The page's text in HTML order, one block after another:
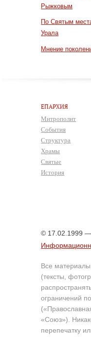
Рыжковым
По Святым
Урала
Мнение
ЕПАРХИЯ
Митрополит
События
Структура
Храмы
Святые
История
© 17.02.1999
Все материалы
(тексты,
ограничений
«Союз»).
перепечатку